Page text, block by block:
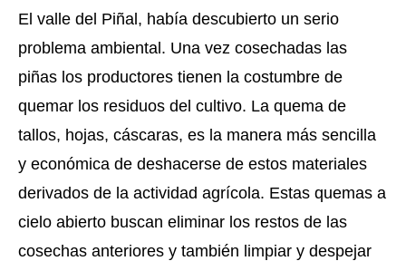
El valle del Piñal, había descubierto un serio
problema ambiental. Una vez cosechadas las
piñas los productores tienen la costumbre de
quemar los residuos del cultivo. La quema de
tallos, hojas, cáscaras, es la manera más sencilla
y económica de deshacerse de estos materiales
derivados de la actividad agrícola. Estas quemas a
cielo abierto buscan eliminar los restos de las
cosechas anteriores y también limpiar y despejar